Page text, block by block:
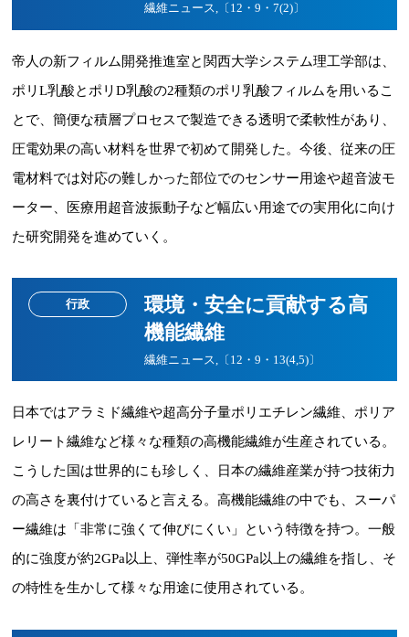
繊維ニュース,〔12・9・7(2)〕
帝人の新フィルム開発推進室と関西大学システム理工学部は、
ポリL乳酸とポリD乳酸の2種類のポリ乳酸フィルムを用いるこ
とで、簡便な積層プロセスで製造できる透明で柔軟性があり、
圧電効果の高い材料を世界で初めて開発した。今後、従来の圧
電材料では対応の難しかった部位でのセンサー用途や超音波モ
ーター、医療用超音波振動子など幅広い用途での実用化に向け
た研究開発を進めていく。
行政
環境・安全に貢献する高
機能繊維
繊維ニュース,〔12・9・13(4,5)〕
日本ではアラミド繊維や超高分子量ポリエチレン繊維、ポリア
レリート繊維など様々な種類の高機能繊維が生産されている。
こうした国は世界的にも珍しく、日本の繊維産業が持つ技術力
の高さを裏付けていると言える。高機能繊維の中でも、スーパ
ー繊維は「非常に強くて伸びにくい」という特徴を持つ。一般
的に強度が約2GPa以上、弾性率が50GPa以上の繊維を指し、そ
の特性を生かして様々な用途に使用されている。